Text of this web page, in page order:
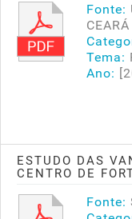
Fonte:
Tema:
Ano:
ESTUDO DAS
CENTRO DE
Fonte: